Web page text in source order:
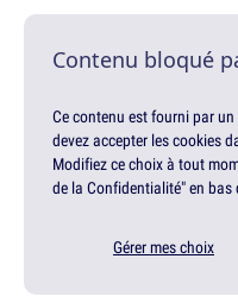
Contenu bloqué
Ce contenu est fourni par
devez accepter les cookies
Modifiez ce choix à tout
de la Confidentialité" en bas
Gérer mes choix